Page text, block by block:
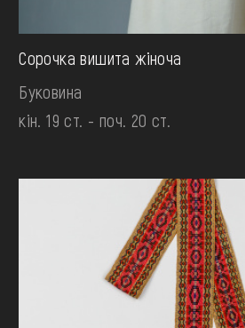
Сорочка вишита жіноча
Буковина
кін. 19 ст. - поч. 20 ст.